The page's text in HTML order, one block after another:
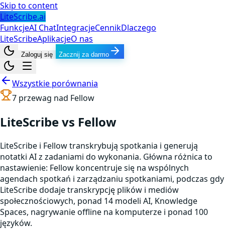
Skip to content
LiteScribe.ai
FunkcjeAI ChatIntegracjeCennikDlaczego
LiteScribeAplikacjeO nas
Zaloguj się Zacznij za darmo
Wszystkie porównania
7 przewag nad Fellow
LiteScribe vs Fellow
LiteScribe i Fellow transkrybują spotkania i generują
notatki AI z zadaniami do wykonania. Główna różnica to
nastawienie: Fellow koncentruje się na wspólnych
agendach spotkań i zarządzaniu spotkaniami, podczas gdy
LiteScribe dodaje transkrypcję plików i mediów
społecznościowych, ponad 14 modeli AI, Knowledge
Spaces, nagrywanie offline na komputerze i ponad 100
języków.